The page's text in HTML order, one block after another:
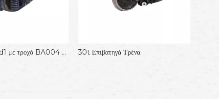
Y25 φορείο Lsd1 με τροχό BA004 τροχό 920 mm 30t Επιβατηγά Τρένα